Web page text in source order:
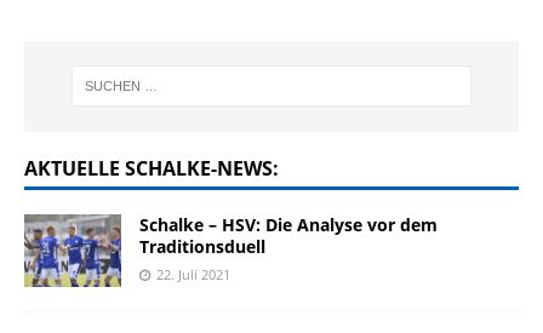
AKTUELLE SCHALKE-NEWS:
Schalke – HSV: Die Analyse vor dem
Traditionsduell
22. Juli 2021